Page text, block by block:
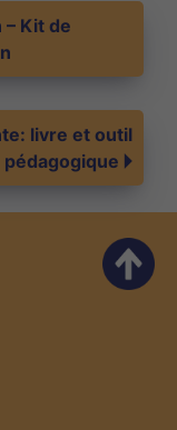
Kit de
livre et outil
pédagogique